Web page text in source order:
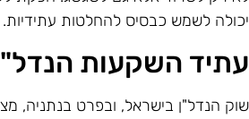
לשמש כבסיס להחלטות עתידיות.
השקעות
הנדל"ן בישראל, ובפרט בנתניה,